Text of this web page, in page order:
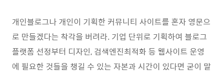
개인블로그나 개인이 기획한 커뮤니티 사이트를 혼자 영문으
로 만들겠다는 착각을 버려라. 기업 단위로 기획하여 블로그
플랫폼 선정부터 디자인, 검색엔진최적화 등 웹사이트 운영
에 필요한 것들을 챙길 수 있는 자본과 시간이 있다면 굳이 말